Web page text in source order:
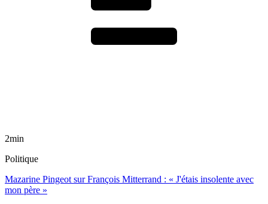
2min
Politique
Mazarine Pingeot sur François Mitterrand : « J'étais insolente avec
mon père »